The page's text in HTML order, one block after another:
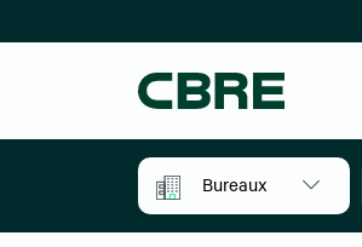
Bureaux